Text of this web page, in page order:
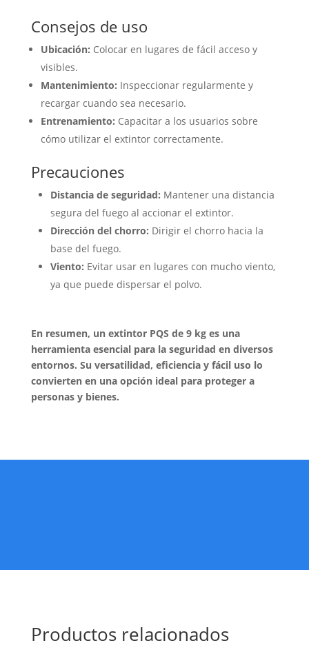
Consejos de uso
Ubicación: Colocar en lugares de fácil acceso y
visibles.
Mantenimiento: Inspeccionar regularmente y
recargar cuando sea necesario.
Entrenamiento: Capacitar a los usuarios sobre
cómo utilizar el extintor correctamente.
Precauciones
Distancia de seguridad: Mantener una distancia
segura del fuego al accionar el extintor.
Dirección del chorro: Dirigir el chorro hacia la
base del fuego.
Viento: Evitar usar en lugares con mucho viento,
ya que puede dispersar el polvo.
En resumen, un extintor PQS de 9 kg es una
herramienta esencial para la seguridad en diversos
entornos. Su versatilidad, eficiencia y fácil uso lo
convierten en una opción ideal para proteger a
personas y bienes.
Productos relacionados